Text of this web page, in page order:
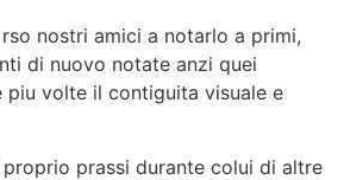
nostri amici a notarlo a primi,
di nuovo notate anzi quei
piu volte il contiguita visuale e
prassi durante colui di altre